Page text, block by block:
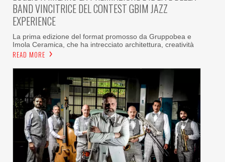
BAND VINCITRICE DEL CONTEST GBIM JAZZ
EXPERIENCE
La prima edizione del format promosso da Gruppobea e
Imola Ceramica, che ha intrecciato architettura, creatività
READ MORE